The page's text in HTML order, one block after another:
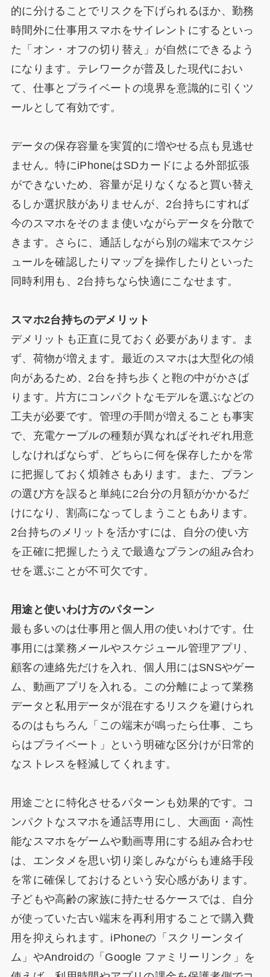
的に分けることでリスクを下げられるほか、勤務
時間外に仕事用スマホをサイレントにするといっ
た「オン・オフの切り替え」が自然にできるよう
になります。テレワークが普及した現代におい
て、仕事とプライベートの境界を意識的に引くツ
ールとして有効です。
データの保存容量を実質的に増やせる点も見逃せ
ません。特にiPhoneはSDカードによる外部拡張
ができないため、容量が足りなくなると買い替え
るしか選択肢がありませんが、2台持ちにすれば
今のスマホをそのまま使いながらデータを分散で
きます。さらに、通話しながら別の端末でスケジ
ュールを確認したりマップを操作したりといった
同時利用も、2台持ちなら快適にこなせます。
スマホ2台持ちのデメリット
デメリットも正直に見ておく必要があります。ま
ず、荷物が増えます。最近のスマホは大型化の傾
向があるため、2台を持ち歩くと鞄の中がかさば
ります。片方にコンパクトなモデルを選ぶなどの
工夫が必要です。管理の手間が増えることも事実
で、充電ケーブルの種類が異なればそれぞれ用意
しなければならず、どちらに何を保存したかを常
に把握しておく煩雑さもあります。また、プラン
の選び方を誤ると単純に2台分の月額がかかるだ
けになり、割高になってしまうこともあります。
2台持ちのメリットを活かすには、自分の使い方
を正確に把握したうえで最適なプランの組み合わ
せを選ぶことが不可欠です。
用途と使いわけ方のパターン
最も多いのは仕事用と個人用の使いわけです。仕
事用には業務メールやスケジュール管理アプリ、
顧客の連絡先だけを入れ、個人用にはSNSやゲー
ム、動画アプリを入れる。この分離によって業務
データと私用データが混在するリスクを避けられ
るのはもちろん「この端末が鳴ったら仕事、こち
らはプライベート」という明確な区分けが日常的
なストレスを軽減してくれます。
用途ごとに特化させるパターンも効果的です。コ
ンパクトなスマホを通話専用にし、大画面・高性
能なスマホをゲームや動画専用にする組み合わせ
は、エンタメを思い切り楽しみながらも連絡手段
を常に確保しておけるという安心感があります。
子どもや高齢の家族に持たせるケースでは、自分
が使っていた古い端末を再利用することで購入費
用を抑えられます。iPhoneの「スクリーンタイ
ム」やAndroidの「Google ファミリーリンク」を